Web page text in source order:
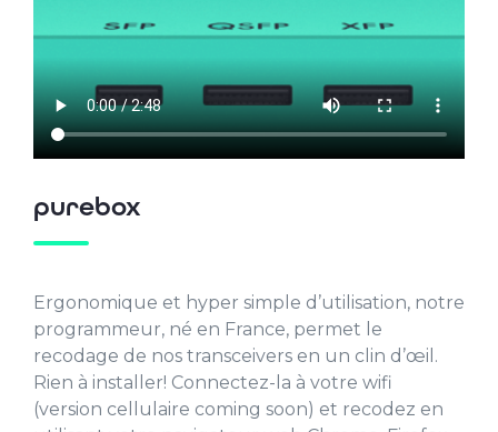
purebox
Ergonomique et hyper simple d’utilisation, notre
programmeur, né en France, permet le
recodage de nos transceivers en un clin d’œil.
Rien à installer! Connectez-la à votre wifi
(version cellulaire coming soon) et recodez en